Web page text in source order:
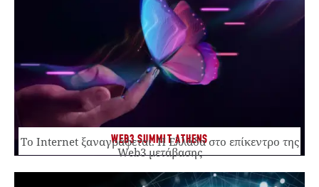
WEB3 SUMMIT ATHENS
Το Internet ξαναγράφεται. Η Ελλάδα στο επίκεντρο της
Web3 μετάβασης